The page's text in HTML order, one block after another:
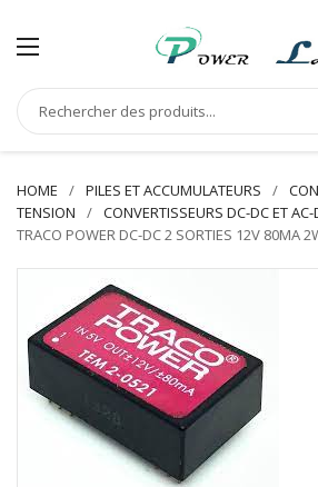
HOME PILES ET ACCUMULATEURS
TENSION
CONVERTISSEURS DC-DC ET AC-
TRACO POWER DC-DC 2 SORTIES 12V 80MA